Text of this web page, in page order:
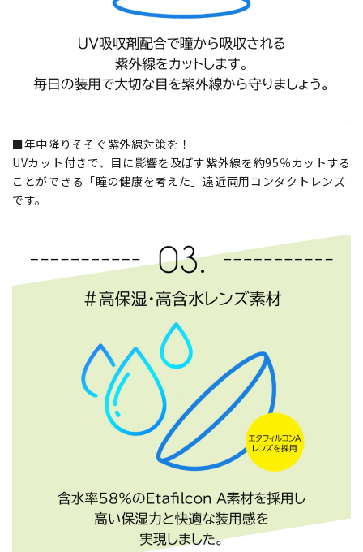
■年中降りそそぐ紫外線対策を！
UVカット付きで、目に影響を及ぼす紫外線を約95％カットする
ことができる「瞳の健康を考えた」遠近両用コンタクトレンズ
です。